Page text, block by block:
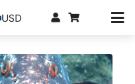
USD